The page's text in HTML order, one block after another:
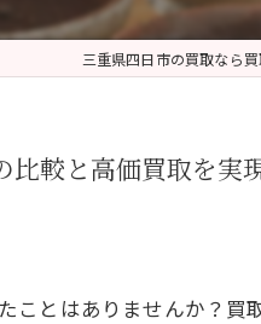
三重県四日市の買取なら
較と高価買取を実
ことはありませんか？